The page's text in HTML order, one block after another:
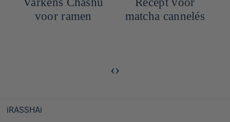
voor ramen
matcha cannelés
‹›
iRASSHAi